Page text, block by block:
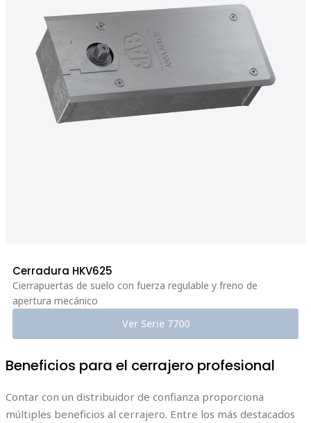
Cerradura HKV625
Cierrapuertas de suelo con fuerza regulable y freno de
apertura mecánico
Ver Serie 7700
Beneficios para el cerrajero profesional
Contar con un distribuidor de confianza proporciona
múltiples beneficios al cerrajero. Entre los más destacados